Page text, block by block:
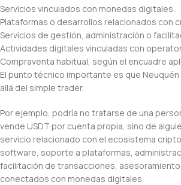
Servicios vinculados con monedas digitales.
Plataformas o desarrollos relacionados con
Servicios de gestión, administración o
Actividades digitales vinculadas con
Compraventa habitual, según el encuadre
El punto técnico importante es que Neuquén
allá del simple trader.
Por ejemplo, podría no tratarse de una
vende USDT por cuenta propia, sino de
servicio relacionado con el ecosistema
software, soporte a plataformas,
facilitación de transacciones,
conectados con monedas digitales.